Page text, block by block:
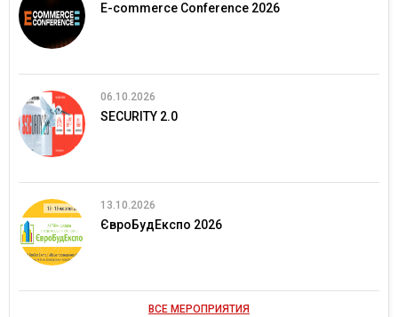
E-commerce Conference 2026
06.10.2026
SECURITY 2.0
13.10.2026
ЄвроБудЕкспо 2026
ВСЕ МЕРОПРИЯТИЯ